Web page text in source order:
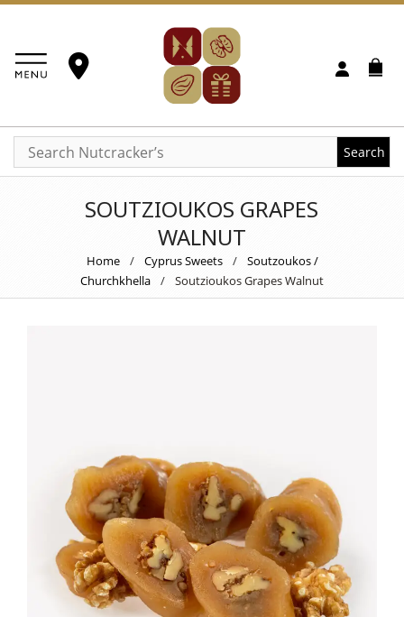
Search
SOUTZIOUKOS GRAPES
WALNUT
Home / Cyprus Sweets /
Soutzoukos /
Churchkhella
/ Soutzioukos Grapes Walnut